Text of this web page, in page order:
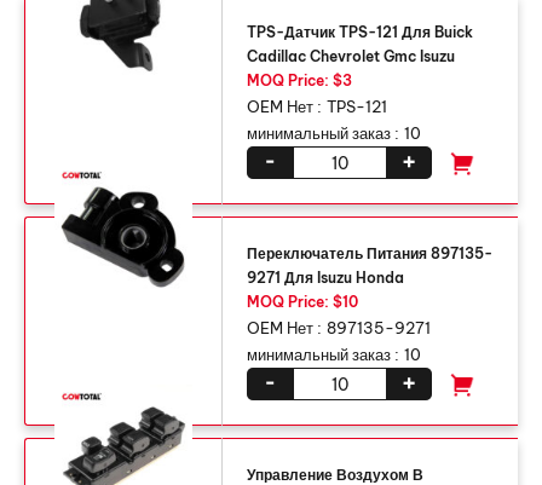
TPS-Датчик TPS-121 Для Buick
Cadillac Chevrolet Gmc Isuzu
MOQ Price: $3
OEM Нет : TPS-121
минимальный заказ : 10
+
-
Переключатель Питания 897135-
9271 Для Isuzu Honda
MOQ Price: $10
OEM Нет : 897135-9271
минимальный заказ : 10
+
-
Управление Воздухом В